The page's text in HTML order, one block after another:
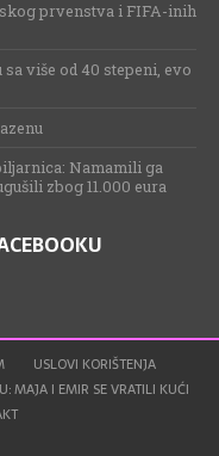
prvenstva i FIFA-inih
sa više od 40 stepeni, evo
Namamili ga
zbog 11.000 eura
USLOVI KORIŠTENJA
MAJA I EMIR SE VRATILI KUĆI